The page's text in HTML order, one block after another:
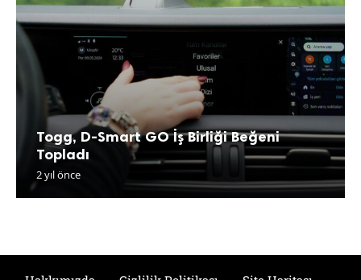
Togg, D-Smart GO İş Birliği Beğeni
Topladı
2 yıl önce